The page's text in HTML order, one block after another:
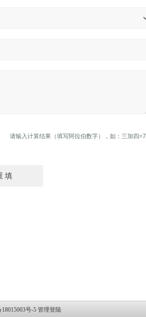
请输入计算结果（填写阿拉伯数字），如：三加四=7
号-5 管理登陆